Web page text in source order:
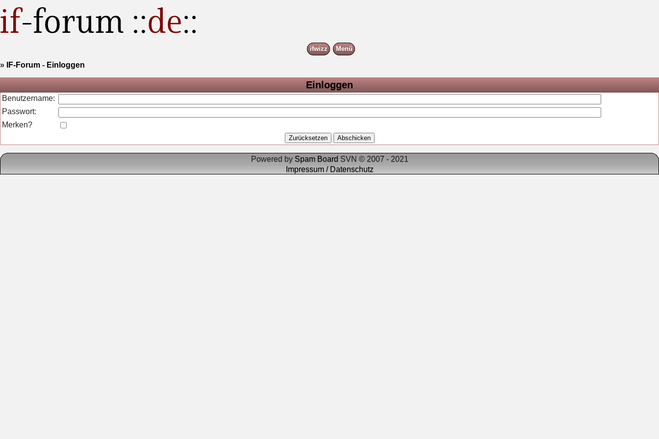
ifwizz Menü
» IF-Forum - Einloggen
Einloggen
Benutzername:
Passwort:
Merken?
Powered by Spam Board SVN © 2007 - 2021
Impressum / Datenschutz